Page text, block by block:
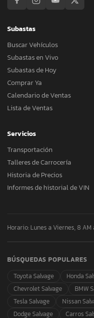
Subastas
Buscar Vehículos
Subastas en Vivo
Subastas de Hoy
Comprar Ya
Calendario de Ventas
Lista de Ventas
Servicios
Transportación
Talleres de Carrocería
Historia de Precios
Informes de historial de VIN
Horario: Lunes a Viernes, 8 AM
BÚSQUEDAS POPULARES
Toyota Salvage
Honda
Chevrolet Salvage
BMW
Tesla Salvage
Nissan
Dodge Salvage
Carros